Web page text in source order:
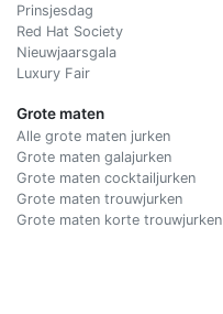
Prinsjesdag
Red Hat Society
Nieuwjaarsgala
Luxury Fair
Grote maten
Alle grote maten jurken
Grote maten galajurken
Grote maten cocktailjurken
Grote maten trouwjurken
Grote maten korte trouwjurken